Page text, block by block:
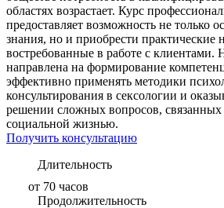
областях возрастает. Курс
предоставляет возможность не только
знания, но и приобрести практические
востребованные в работе с клиентами.
направлена на формирование
эффективно применять методики
консультирования в сексологии и
решении сложных вопросов, связанных
социальной жизнью.
Получить консультацию
Длительность
от 70 часов
Продолжительность